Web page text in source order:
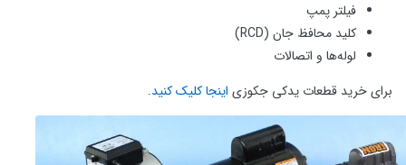
فیلتر پمپ
کلید محافظ جان (RCD)
لوله‌ها و اتصالات
برای خرید قطعات یدکی جکوزی اینجا کلیک کنید.